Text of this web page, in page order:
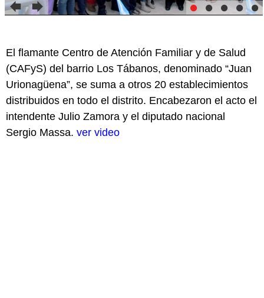
El flamante Centro de Atención Familiar y de Salud
(CAFyS) del barrio Los Tábanos, denominado “Juan
Urionagüena”, se suma a otros 20 establecimientos
distribuidos en todo el distrito. Encabezaron el acto el
intendente Julio Zamora y el diputado nacional
Sergio Massa. ver video